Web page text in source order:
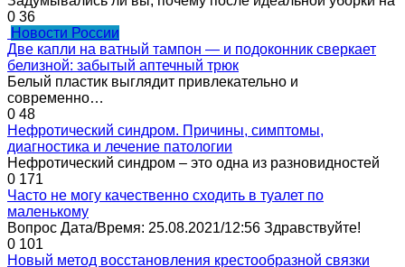
0 36
Новости России
Две капли на ватный тампон — и подоконник сверкает
белизной: забытый аптечный трюк
Белый пластик выглядит привлекательно и
современно…
0 48
Нефротический синдром. Причины, симптомы,
диагностика и лечение патологии
Нефротический синдром – это одна из разновидностей
0 171
Часто не могу качественно сходить в туалет по
маленькому
Вопрос Дата/Время: 25.08.2021/12:56 Здравствуйте!
0 101
Новый метод восстановления крестообразной связки